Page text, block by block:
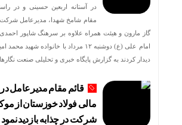
در آستانه اربعین حسینی و در
مقام شامخ شهدا، مدیرعامل شرکت
گاز مارون و هیئت همراه علاوه بر سرهنگ شاپور احمدی
امام علی (ع) دوشنبه ۱۲ مرداد با خانواده
دیدار کردند به گزارش پایگاه خبری و تحلیلی صنعت
قائم مقام مدیرعامل در
مالی فولاد خوزستان از
شرکت در چذابه بازدید نمود